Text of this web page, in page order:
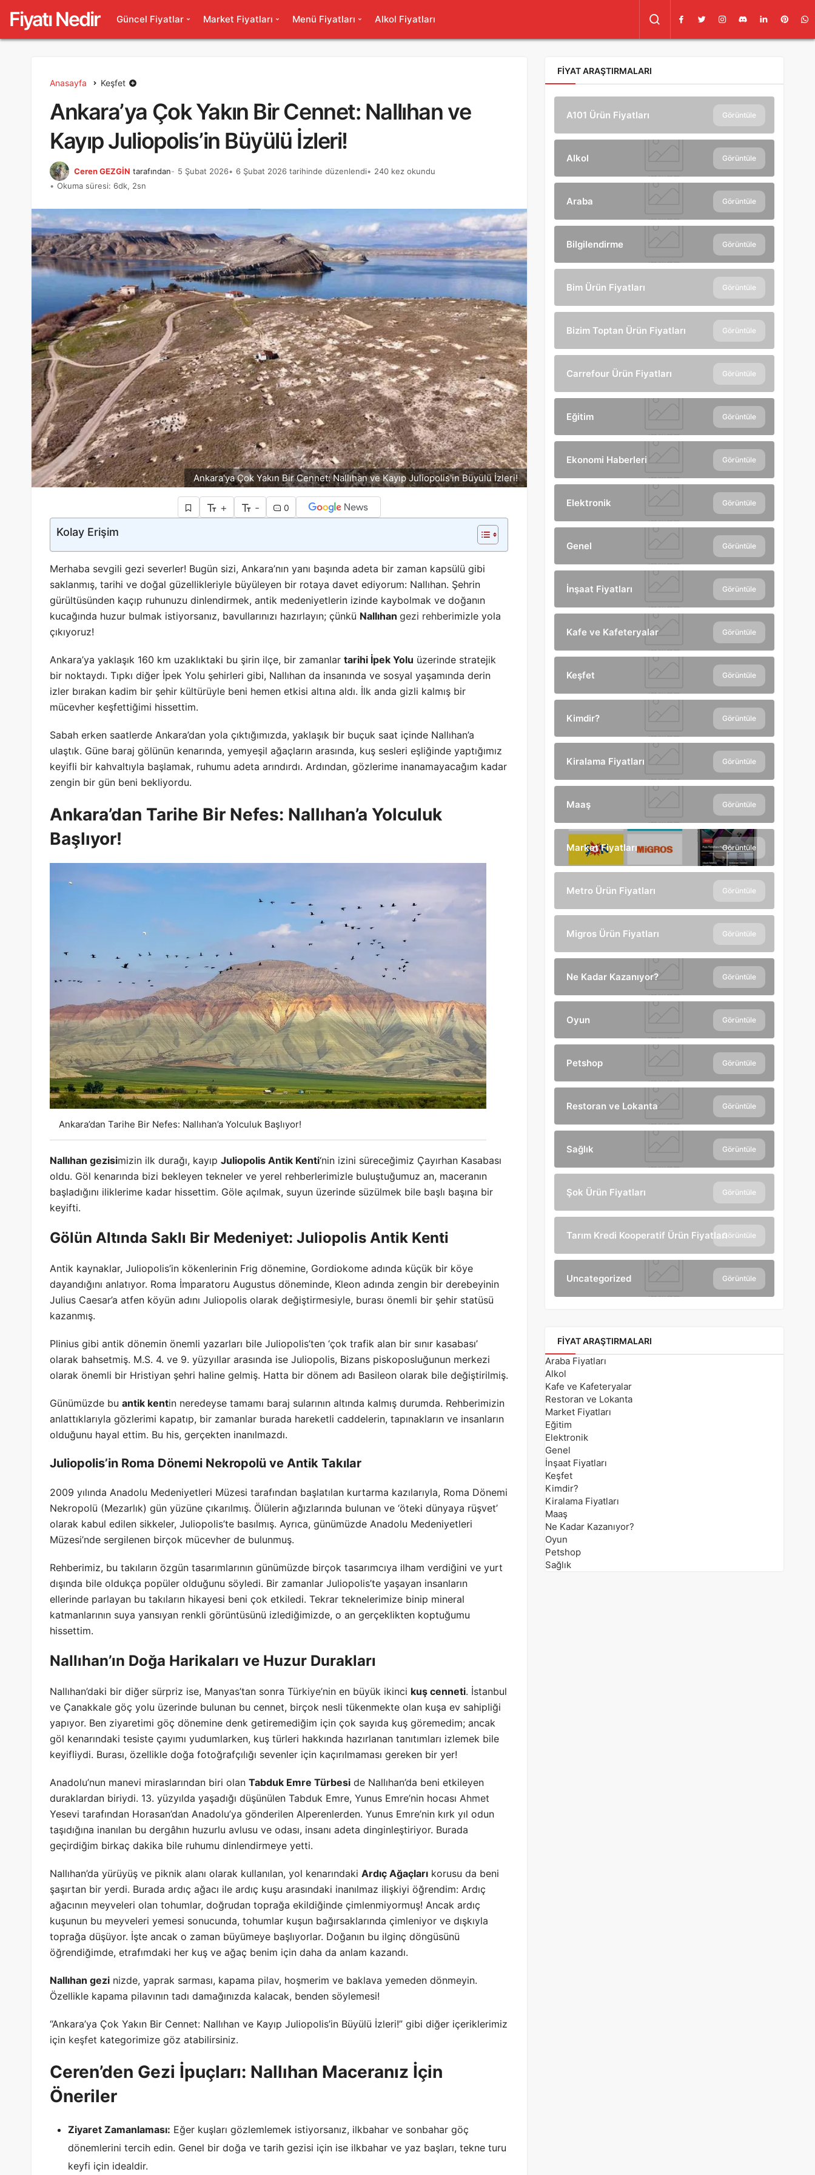
Fiyatı Nedir Güncel Fiyatlar Market Fiyatları Menü Fiyatları Alkol Fiyatları
Anasayfa Keşfet
Ankara’ya Çok Yakın Bir Cennet: Nallıhan ve
Kayıp Juliopolis’in Büyülü İzleri!
Ceren GEZGİN tarafından 5 Şubat 2026 6 Şubat 2026 tarihinde düzenlendi
240 kez okundu
Okuma süresi: 6dk, 2sn
Ankara'ya Çok Yakın Bir Cennet: Nallıhan ve Kayıp Juliopolis'in Büyülü İzleri!
+ - 0
Kolay Erişim
Merhaba sevgili gezi severler! Bugün sizi, Ankara’nın yanı başında adeta bir zaman kapsülü gibi
saklanmış, tarihi ve doğal güzellikleriyle büyüleyen bir rotaya davet ediyorum: Nallıhan. Şehrin
gürültüsünden kaçıp ruhunuzu dinlendirmek, antik medeniyetlerin izinde kaybolmak ve doğanın
kucağında huzur bulmak istiyorsanız, bavullarınızı hazırlayın; çünkü Nallıhan gezi rehberimizle yola
çıkıyoruz!
Ankara’ya yaklaşık 160 km uzaklıktaki bu şirin ilçe, bir zamanlar tarihi İpek Yolu üzerinde stratejik
bir noktaydı. Tıpkı diğer İpek Yolu şehirleri gibi, Nallıhan da insanında ve sosyal yaşamında derin
izler bırakan kadim bir şehir kültürüyle beni hemen etkisi altına aldı. İlk anda gizli kalmış bir
mücevher keşfettiğimi hissettim.
Sabah erken saatlerde Ankara’dan yola çıktığımızda, yaklaşık bir buçuk saat içinde Nallıhan’a
ulaştık. Güne baraj gölünün kenarında, yemyeşil ağaçların arasında, kuş sesleri eşliğinde yaptığımız
keyifli bir kahvaltıyla başlamak, ruhumu adeta arındırdı. Ardından, gözlerime inanamayacağım kadar
zengin bir gün beni bekliyordu.
Ankara’dan Tarihe Bir Nefes: Nallıhan’a Yolculuk
Başlıyor!
Ankara’dan Tarihe Bir Nefes: Nallıhan’a Yolculuk Başlıyor!
Nallıhan gezisimizin ilk durağı, kayıp Juliopolis Antik Kenti‘nin izini süreceğimiz Çayırhan Kasabası
oldu. Göl kenarında bizi bekleyen tekneler ve yerel rehberlerimizle buluştuğumuz an, maceranın
başladığını iliklerime kadar hissettim. Göle açılmak, suyun üzerinde süzülmek bile başlı başına bir
keyifti.
Gölün Altında Saklı Bir Medeniyet: Juliopolis Antik Kenti
Antik kaynaklar, Juliopolis’in kökenlerinin Frig dönemine, Gordiokome adında küçük bir köye
dayandığını anlatıyor. Roma İmparatoru Augustus döneminde, Kleon adında zengin bir derebeyinin
Julius Caesar’a atfen köyün adını Juliopolis olarak değiştirmesiyle, burası önemli bir şehir statüsü
kazanmış.
Plinius gibi antik dönemin önemli yazarları bile Juliopolis’ten ‘çok trafik alan bir sınır kasabası’
olarak bahsetmiş. M.S. 4. ve 9. yüzyıllar arasında ise Juliopolis, Bizans piskoposluğunun merkezi
olarak önemli bir Hristiyan şehri haline gelmiş. Hatta bir dönem adı Basileon olarak bile değiştirilmiş.
Günümüzde bu antik kentin neredeyse tamamı baraj sularının altında kalmış durumda. Rehberimizin
anlattıklarıyla gözlerimi kapatıp, bir zamanlar burada hareketli caddelerin, tapınakların ve insanların
olduğunu hayal ettim. Bu his, gerçekten inanılmazdı.
Juliopolis’in Roma Dönemi Nekropolü ve Antik Takılar
2009 yılında Anadolu Medeniyetleri Müzesi tarafından başlatılan kurtarma kazılarıyla, Roma Dönemi
Nekropolü (Mezarlık) gün yüzüne çıkarılmış. Ölülerin ağızlarında bulunan ve ‘öteki dünyaya rüşvet’
olarak kabul edilen sikkeler, Juliopolis’te basılmış. Ayrıca, günümüzde Anadolu Medeniyetleri
Müzesi’nde sergilenen birçok mücevher de bulunmuş.
Rehberimiz, bu takıların özgün tasarımlarının günümüzde birçok tasarımcıya ilham verdiğini ve yurt
dışında bile oldukça popüler olduğunu söyledi. Bir zamanlar Juliopolis’te yaşayan insanların
ellerinde parlayan bu takıların hikayesi beni çok etkiledi. Tekrar teknelerimize binip mineral
katmanlarının suya yansıyan renkli görüntüsünü izlediğimizde, o an gerçeklikten koptuğumu
hissettim.
Nallıhan’ın Doğa Harikaları ve Huzur Durakları
Nallıhan’daki bir diğer sürpriz ise, Manyas’tan sonra Türkiye’nin en büyük ikinci kuş cenneti. İstanbul
ve Çanakkale göç yolu üzerinde bulunan bu cennet, birçok nesli tükenmekte olan kuşa ev sahipliği
yapıyor. Ben ziyaretimi göç dönemine denk getiremediğim için çok sayıda kuş göremedim; ancak
göl kenarındaki tesiste çayımı yudumlarken, kuş türleri hakkında hazırlanan tanıtımları izlemek bile
keyifliydi. Burası, özellikle doğa fotoğrafçılığı sevenler için kaçırılmaması gereken bir yer!
Anadolu’nun manevi miraslarından biri olan Tabduk Emre Türbesi de Nallıhan’da beni etkileyen
duraklardan biriydi. 13. yüzyılda yaşadığı düşünülen Tabduk Emre, Yunus Emre’nin hocası Ahmet
Yesevi tarafından Horasan’dan Anadolu’ya gönderilen Alperenlerden. Yunus Emre’nin kırk yıl odun
taşıdığına inanılan bu dergâhın huzurlu avlusu ve odası, insanı adeta dinginleştiriyor. Burada
geçirdiğim birkaç dakika bile ruhumu dinlendirmeye yetti.
Nallıhan’da yürüyüş ve piknik alanı olarak kullanılan, yol kenarındaki Ardıç Ağaçları korusu da beni
şaşırtan bir yerdi. Burada ardıç ağacı ile ardıç kuşu arasındaki inanılmaz ilişkiyi öğrendim: Ardıç
ağacının meyveleri olan tohumlar, doğrudan toprağa ekildiğinde çimlenmiyormuş! Ancak ardıç
kuşunun bu meyveleri yemesi sonucunda, tohumlar kuşun bağırsaklarında çimleniyor ve dışkıyla
toprağa düşüyor. İşte ancak o zaman büyümeye başlıyorlar. Doğanın bu ilginç döngüsünü
öğrendiğimde, etrafımdaki her kuş ve ağaç benim için daha da anlam kazandı.
Nallıhan gezi nizde, yaprak sarması, kapama pilav, hoşmerim ve baklava yemeden dönmeyin.
Özellikle kapama pilavının tadı damağınızda kalacak, benden söylemesi!
“Ankara’ya Çok Yakın Bir Cennet: Nallıhan ve Kayıp Juliopolis’in Büyülü İzleri!” gibi diğer içeriklerimiz
için keşfet kategorimize göz atabilirsiniz.
Ceren’den Gezi İpuçları: Nallıhan Maceranız İçin
Öneriler
Ziyaret Zamanlaması: Eğer kuşları gözlemlemek istiyorsanız, ilkbahar ve sonbahar göç
dönemlerini tercih edin. Genel bir doğa ve tarih gezisi için ise ilkbahar ve yaz başları, tekne turu
keyfi için idealdir.
FIYAT ARAŞTIRMALARI
A101 Ürün Fiyatları Görüntüle
Alkol Görüntüle
Araba Görüntüle
Bilgilendirme Görüntüle
Bim Ürün Fiyatları Görüntüle
Bizim Toptan Ürün Fiyatları Görüntüle
Carrefour Ürün Fiyatları Görüntüle
Eğitim Görüntüle
Ekonomi Haberleri Görüntüle
Elektronik Görüntüle
Genel Görüntüle
İnşaat Fiyatları Görüntüle
Kafe ve Kafeteryalar Görüntüle
Keşfet Görüntüle
Kimdir? Görüntüle
Kiralama Fiyatları Görüntüle
Maaş Görüntüle
Market Fiyatları Görüntüle
Metro Ürün Fiyatları Görüntüle
Migros Ürün Fiyatları Görüntüle
Ne Kadar Kazanıyor? Görüntüle
Oyun Görüntüle
Petshop Görüntüle
Restoran ve Lokanta Görüntüle
Sağlık Görüntüle
Şok Ürün Fiyatları Görüntüle
Tarım Kredi Kooperatif Ürün FiyatlarıGörüntüle
Uncategorized Görüntüle
FIYAT ARAŞTIRMALARI
Araba Fiyatları
Alkol
Kafe ve Kafeteryalar
Restoran ve Lokanta
Market Fiyatları
Eğitim
Elektronik
Genel
İnşaat Fiyatları
Keşfet
Kimdir?
Kiralama Fiyatları
Maaş
Ne Kadar Kazanıyor?
Oyun
Petshop
Sağlık